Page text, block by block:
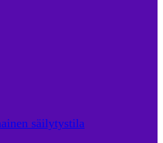
säilytystila